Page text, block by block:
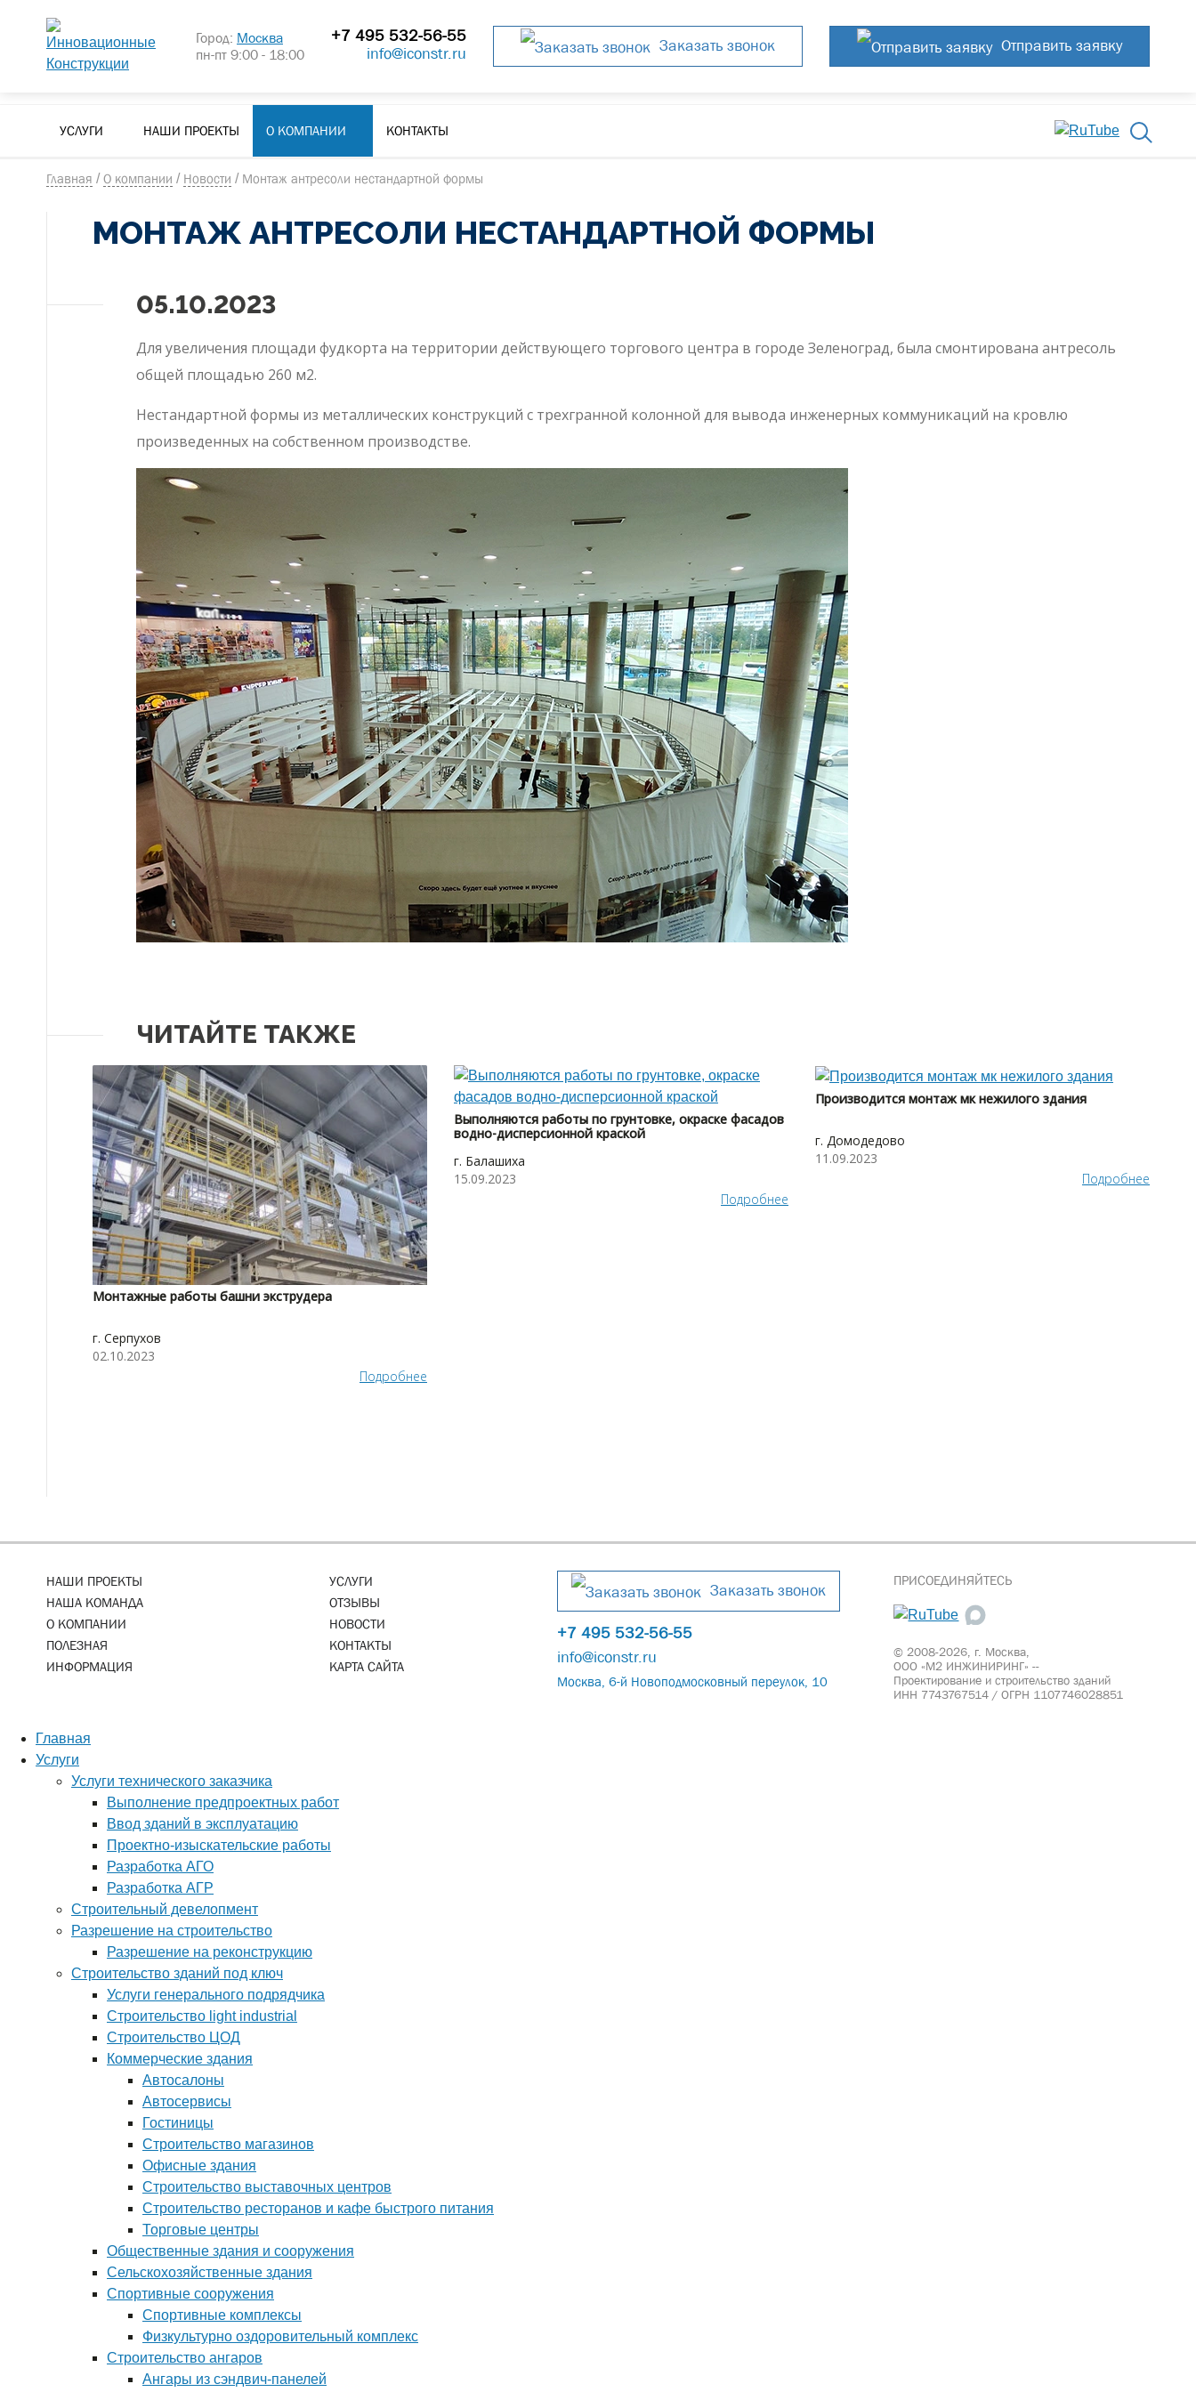
Город: Москва
пн-пт 9:00 - 18:00
+7 495 532-56-55
info@iconstr.ru
Заказать звонок Отправить заявку
УСЛУГИ НАШИ ПРОЕКТЫ О КОМПАНИИ КОНТАКТЫ
Главная /О компании / Новости / Монтаж антресоли нестандартной формы
МОНТАЖ АНТРЕСОЛИ НЕСТАНДАРТНОЙ ФОРМЫ
05.10.2023
Для увеличения площади фудкорта на территории действующего торгового центра в городе Зеленоград, была смонтирована антресоль
общей площадью 260 м2.
Нестандартной формы из металлических конструкций с трехгранной колонной для вывода инженерных коммуникаций на кровлю
произведенных на собственном производстве.
ЧИТАЙТЕ ТАКЖЕ
Монтажные работы башни экструдера
г. Серпухов
02.10.2023
Подробнее
Выполняются работы по грунтовке, окраске фасадов
водно-дисперсионной краской
г. Балашиха
15.09.2023
Подробнее
Производится монтаж мк нежилого здания
г. Домодедово
11.09.2023
Подробнее
НАШИ ПРОЕКТЫ
НАША КОМАНДА
О КОМПАНИИ
ПОЛЕЗНАЯ
ИНФОРМАЦИЯ
УСЛУГИ
ОТЗЫВЫ
НОВОСТИ
КОНТАКТЫ
КАРТА САЙТА
Заказать звонок
+7 495 532-56-55
info@iconstr.ru
Москва, 6-й Новоподмосковный переулок, 10
ПРИСОЕДИНЯЙТЕСЬ
© 2008-2026, г. Москва,
ООО «М2 ИНЖИНИРИНГ» --
Проектирование и строительство зданий
ИНН 7743767514 / ОГРН 1107746028851
Главная
Услуги
Услуги технического заказчика
Выполнение предпроектных работ
Ввод зданий в эксплуатацию
Проектно-изыскательские работы
Разработка АГО
Разработка АГР
Строительный девелопмент
Разрешение на строительство
Разрешение на реконструкцию
Строительство зданий под ключ
Услуги генерального подрядчика
Строительство light industrial
Строительство ЦОД
Коммерческие здания
Автосалоны
Автосервисы
Гостиницы
Строительство магазинов
Офисные здания
Строительство выставочных центров
Строительство ресторанов и кафе быстрого питания
Торговые центры
Общественные здания и сооружения
Сельскохозяйственные здания
Спортивные сооружения
Спортивные комплексы
Физкультурно оздоровительный комплекс
Строительство ангаров
Ангары из сэндвич-панелей